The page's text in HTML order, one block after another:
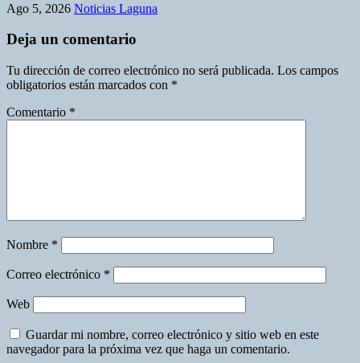
Ago 5, 2026 Noticias Laguna
Deja un comentario
Tu dirección de correo electrónico no será publicada. Los campos
obligatorios están marcados con *
Comentario *
Nombre *
Correo electrónico *
Web
Guardar mi nombre, correo electrónico y sitio web en este
navegador para la próxima vez que haga un comentario.